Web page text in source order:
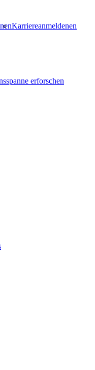
Karriereanmeldenen
erforschen